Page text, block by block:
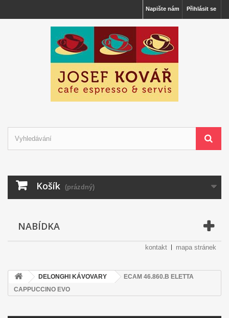
Přihlásit se
Napište nám
Košík (prázdný)
NABÍDKA
kontakt mapa stránek
DELONGHI KÁVOVARY
ECAM 46.860.B ELETTA
CAPPUCCINO EVO